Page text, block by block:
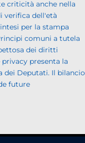
criticità anche nella
verifica dell'età
per la stampa
comuni a tutela
dei diritti
privacy presenta la
dei Deputati. Il bilancio
future